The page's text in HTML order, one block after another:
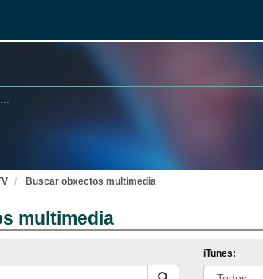
Buscar obxectos multimedia
multimedia
iTunes: